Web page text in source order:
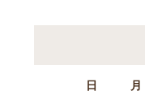
日 月